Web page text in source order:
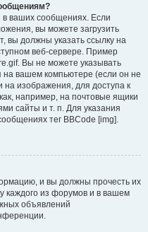
ваших сообщениях. Если
вы можете загрузить
вы должны указать ссылку на
веб-сервере. Пример
Вы не можете указывать
вашем компьютере (если он не
изображения, для доступа к
например, на почтовые ящики
сайты и т. п. Для указания
тег BBCode [img].
и вы должны прочесть их
каждого из форумов и в вашем
объявлений